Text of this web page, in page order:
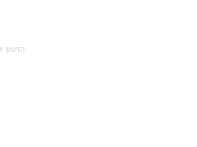
הושע 11, תל אביב | טלפון: 053-9640262